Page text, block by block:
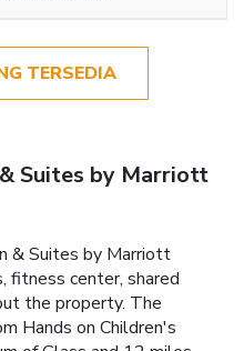
TERSEDIA
Suites by Marriott
& Suites by Marriott
fitness center, shared
the property. The
Hands on Children's